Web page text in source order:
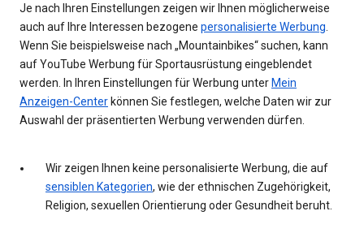
Je nach Ihren Einstellungen zeigen wir Ihnen möglicherweise
auch auf Ihre Interessen bezogene personalisierte Werbung
Wenn Sie beispielsweise nach „Mountainbikes“ suchen, kann
auf YouTube Werbung für Sportausrüstung eingeblendet
werden. In Ihren Einstellungen für Werbung unter Mein
Anzeigen-Center können Sie festlegen, welche Daten wir zur
Auswahl der präsentierten Werbung verwenden dürfen.
Wir zeigen Ihnen keine personalisierte Werbung, die auf
sensiblen Kategorien, wie der ethnischen Zugehörigkeit,
Religion, sexuellen Orientierung oder Gesundheit beruht.